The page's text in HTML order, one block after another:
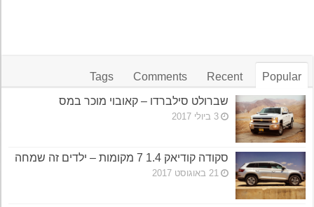
Popular
Recent
Comments
Tags
שברולט סילברדו – קאובוי מוכר במס
3 ביולי 2017
סקודה קודיאק 1.4 7 מקומות – ילדים זה שמחה
21 באוגוסט 2017